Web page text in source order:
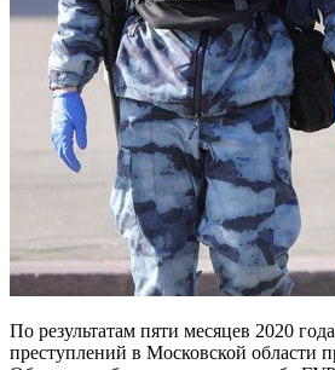
По результатам пяти месяцев 2020
преступлений в Московской области